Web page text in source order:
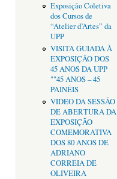
Exposição Coletiva
dos Cursos de
“Atelier d’Artes” da
UPP
VISITA GUIADA À
EXPOSIÇÃO DOS
45 ANOS DA UPP
""45 ANOS – 45
PAINÉIS
VIDEO DA SESSÃO
DE ABERTURA DA
EXPOSIÇÃO
COMEMORATIVA
DOS 80 ANOS DE
ADRIANO
CORREIA DE
OLIVEIRA